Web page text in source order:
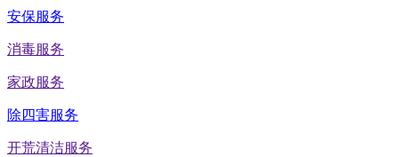
安保服务
消毒服务
家政服务
除四害服务
开荒清洁服务